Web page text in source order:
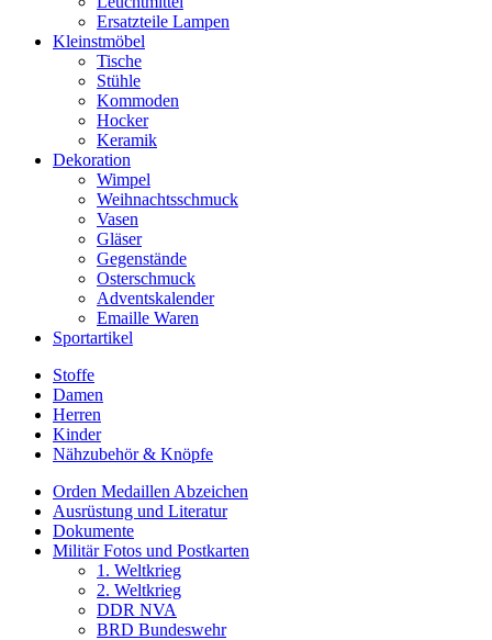
Ersatzteile Lampen
Kleinstmöbel
Tische
Stühle
Kommoden
Hocker
Keramik
Dekoration
Wimpel
Weihnachtsschmuck
Vasen
Gläser
Gegenstände
Osterschmuck
Adventskalender
Emaille Waren
Sportartikel
Stoffe
Damen
Herren
Kinder
Nähzubehör & Knöpfe
Orden Medaillen Abzeichen
Ausrüstung und Literatur
Dokumente
Militär Fotos und Postkarten
1. Weltkrieg
2. Weltkrieg
DDR NVA
BRD Bundeswehr